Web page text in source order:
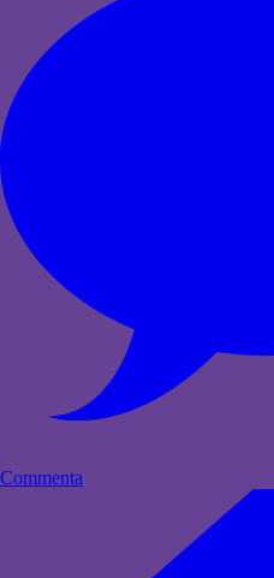
Commenta